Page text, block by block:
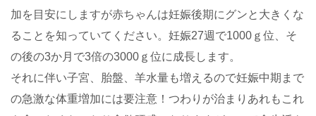
加を目安にしますが赤ちゃんは妊娠後期にグンと大きくな
ることを知っていてください。妊娠27週で1000ｇ位、そ
の後の3か月で3倍の3000ｇ位に成長します。
それに伴い子宮、胎盤、羊水量も増えるので妊娠中期まで
の急激な体重増加には要注意！つわりが治まりあれもこれ